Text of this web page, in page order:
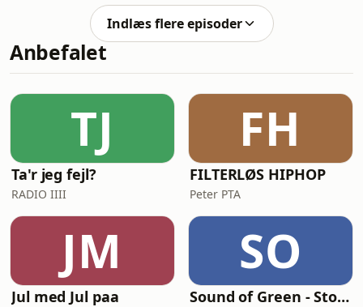
altså på vores helt egen facon. D. 18.
maj fejrer vi dagen, og du skal da
være med. Bille
Roland Møller er aldrig rigtig til at
finde ud af, men vi har gjort vores
bedste og ud af det er der kommet 1
time og 49 minutters awesome
gæsterne bliver d. 18. maj på Bremen,
og det er en doozy. Så buckle the fuck
Indlæs flere episoder
Anbefalet
TJ
Ta'r jeg fejl?
RADIO IIII
FH
FILTERLØS HIPHOP
Peter PTA
JM
Jul med Jul paa
SO
Sound of Green - Stories from Denmark's green transition